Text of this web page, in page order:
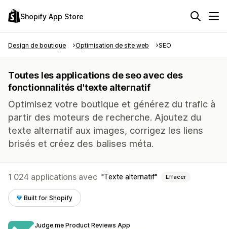
Shopify App Store
Design de boutique Optimisation de site web SEO
Toutes les applications de seo avec des
fonctionnalités d'texte alternatif
Optimisez votre boutique et générez du trafic à
partir des moteurs de recherche. Ajoutez du
texte alternatif aux images, corrigez les liens
brisés et créez des balises méta.
1 024 applications avec Texte alternatif Effacer
Built for Shopify
Judge.me Product Reviews App